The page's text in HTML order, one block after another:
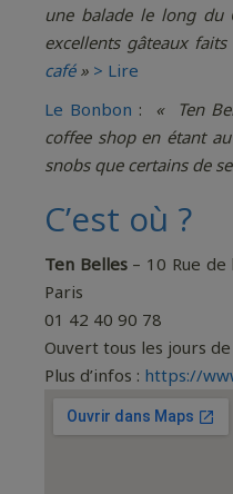
une balade le long du
excellents gâteaux
café» > Lire
Le Bonbon : « Ten
coffee shop en étant
snobs que certains de
C’est où ?
Ten Belles– 10 Rue de
Paris
01 42 40 90 78
Ouvert tous les jours
Plus d’infos : https://